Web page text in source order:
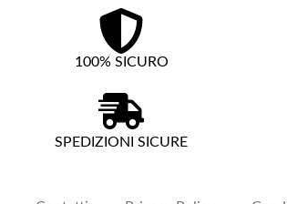
100% SICURO
SPEDIZIONI SICURE